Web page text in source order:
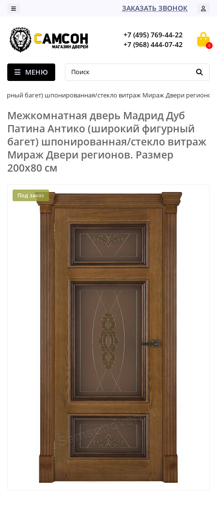
ЗАКАЗАТЬ ЗВОНОК
+7 (495) 769-44-22
+7 (968) 444-07-42
0
МЕНЮ
багет) шпонированная/стекло витраж Мираж Двери регионов
Межкомнатная дверь Мадрид Дуб
Патина Антико (широкий фигурный
багет) шпонированная/стекло витраж
Мираж Двери регионов. Размер
200x80 см
Под заказ